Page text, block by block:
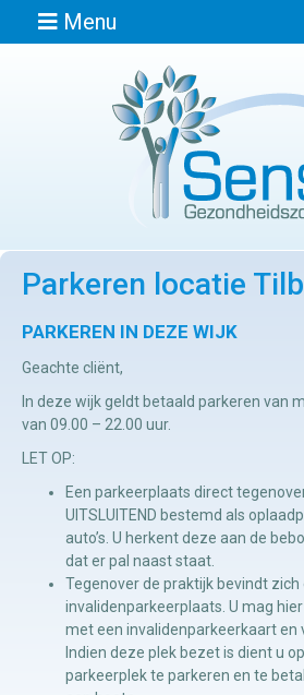
Menu
Afspraak
Locaties
Osteopathie
Manuele
therapie
Viscerale
therapie
Parkeren locatie
PARKEREN IN DEZE WIJK
Geachte cliënt,
In deze wijk geldt betaald parkeren van
van 09.00 – 22.00 uur.
LET OP:
Een parkeerplaats direct
UITSLUITEND bestemd als
auto’s. U herkent deze aan de
dat er pal naast staat.
Tegenover de praktijk bevindt zich
invalidenparkeerplaats. U mag
met een invalidenparkeerkaart en
Indien deze plek bezet is dient u
parkeerplek te parkeren en te